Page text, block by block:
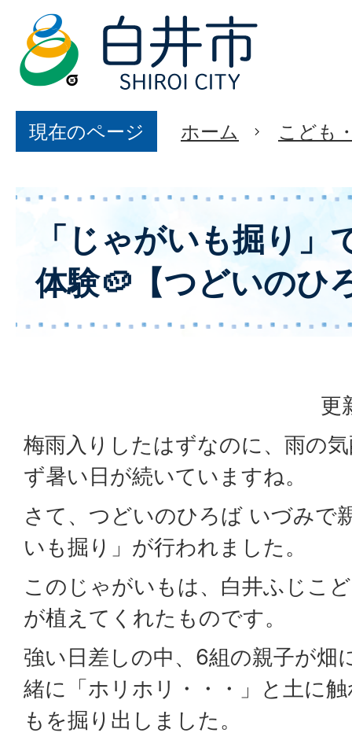
現在のページ ホーム こども
「じゃがいも掘り」
体験🥔【つどいのひ
更
梅雨入りしたはずなのに、雨の
ず暑い日が続いていますね。
さて、つどいのひろば いづみで
いも掘り」が行われました。
このじゃがいもは、白井ふじこ
が植えてくれたものです。
強い日差しの中、6組の親子が畑
緒に「ホリホリ・・・」と土に
もを掘り出しました。